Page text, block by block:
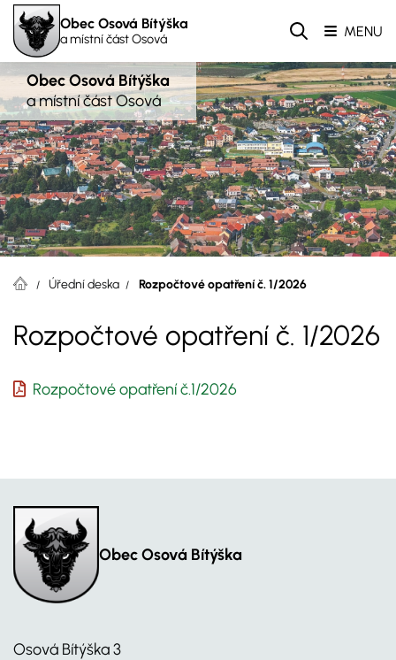
Obec Osová Bítýška
a místní část Osová MENU
Obec Osová Bítýška
a místní část Osová
Úřední deska Rozpočtové opatření č. 1/2026
Rozpočtové opatření č. 1/2026
Rozpočtové opatření č.1/2026
Obec Osová Bítýška
Osová Bítýška 3